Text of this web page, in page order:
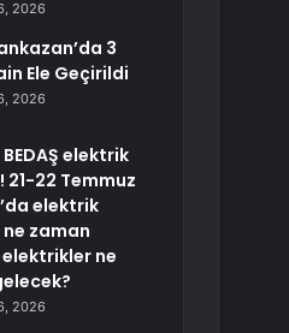
2026
3
Ele Geçirildi
2026
elektrik
21-22 Temmuz
elektrik
zaman
ne
2026